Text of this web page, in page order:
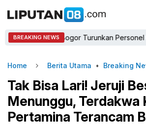
BREAKING NEWS
Kapolres Bogor Turunkan Personel
Home Berita Utama • Breaking
Tak Bisa Lari! Jeruji
Menunggu, Terdakwa
Pertamina Terancam